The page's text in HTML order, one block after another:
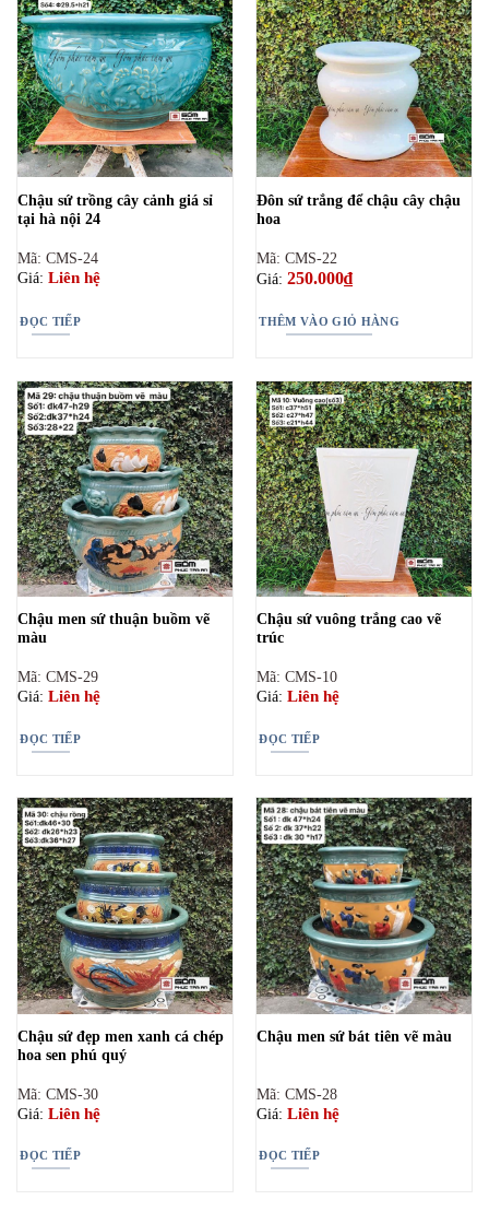
Chậu sứ trồng cây cảnh giá sỉ
tại hà nội 24
Mã: CMS-24
Giá: Liên hệ
ĐỌC TIẾP
Đôn sứ trắng để chậu cây chậu
hoa
Mã: CMS-22
Giá: 250.000₫
THÊM VÀO GIỎ HÀNG
Chậu men sứ thuận buồm vẽ
màu
Mã: CMS-29
Giá: Liên hệ
ĐỌC TIẾP
Chậu sứ vuông trắng cao vẽ
trúc
Mã: CMS-10
Giá: Liên hệ
ĐỌC TIẾP
Chậu sứ đẹp men xanh cá chép
hoa sen phú quý
Mã: CMS-30
Giá: Liên hệ
ĐỌC TIẾP
Chậu men sứ bát tiên vẽ màu
Mã: CMS-28
Giá: Liên hệ
ĐỌC TIẾP